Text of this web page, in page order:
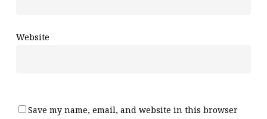
Website
Save my name, email, and website in this browser